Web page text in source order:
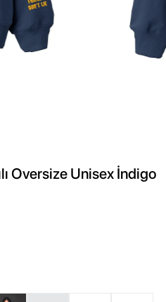
Oversize Unisex İndigo